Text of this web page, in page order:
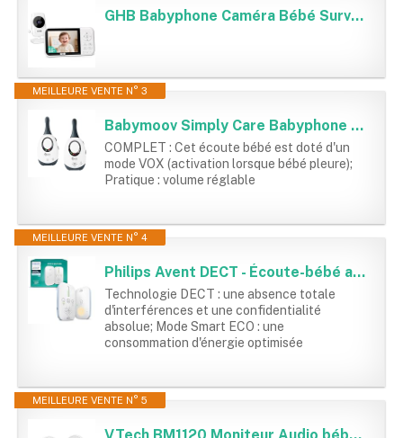
GHB Babyphone Caméra Bébé Surveillance 3,2 inches LCD Batterie 2100mAh Capteur de Température Vision Nocturne 2X Zoom Audio Bidirectionnel
MEILLEURE VENTE N° 3
Babymoov Simply Care Babyphone Audio avec Fonction VOX, Double Alarme et 2 Adaptateurs, Portée 300m
COMPLET : Cet écoute bébé est doté d'un
mode VOX (activation lorsque bébé pleure);
Pratique : volume réglable
MEILLEURE VENTE N° 4
Philips Avent DECT - Écoute-bébé audio bidirectionnel, sans interférence, portée de 330 mètres, autonomie de 24 heures, mode Smart ECO, veilleuse, SCD503/26
Technologie DECT : une absence totale
d'interférences et une confidentialité
absolue; Mode Smart ECO : une
consommation d'énergie optimisée
MEILLEURE VENTE N° 5
VTech BM1120 Moniteur Audio bébé, transmission claire du son et de la sécurité, longue portée, affichage de volume LED de 5 niveaux, Clip de ceinture, Batteries rechargeables